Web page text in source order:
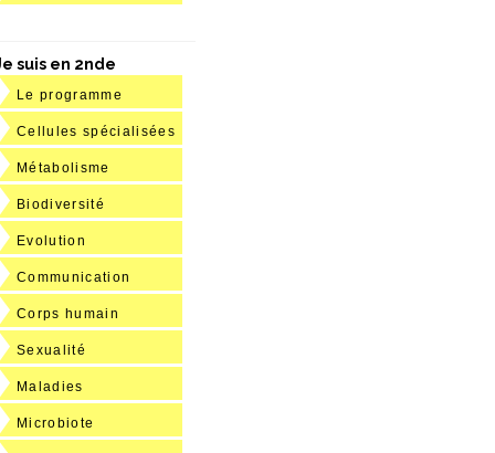
suis en 2nde
Le programme
Cellules spécialisées
Métabolisme
Biodiversité
Evolution
Communication
Corps humain
Sexualité
Maladies
Microbiote